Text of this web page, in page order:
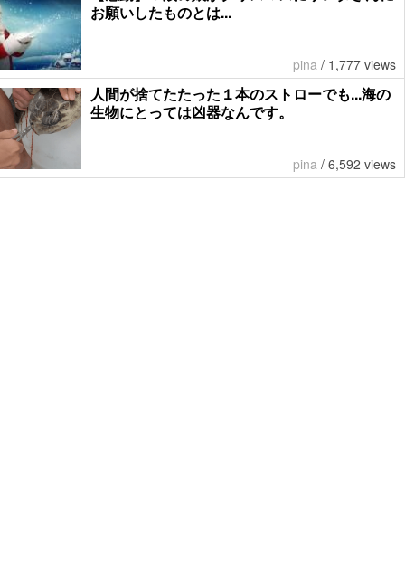
お願いしたものとは...
pina / 1,777 views
人間が捨てたたった１本のストローでも...海の
生物にとっては凶器なんです。
pina / 6,592 views